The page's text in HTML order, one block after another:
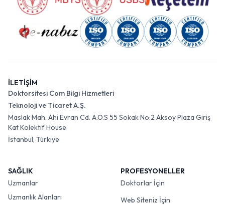
İLETİŞİM
Doktorsitesi Com Bilgi Hizmetleri
Teknoloji ve Ticaret A.Ş.
Maslak Mah. Ahi Evran Cd. A.O.S 55 Sokak No:2 Aksoy Plaza Giriş
Kat Kolektif House
İstanbul, Türkiye
SAĞLIK
Uzmanlar
Uzmanlık Alanları
PROFESYONELLER
Doktorlar İçin
Web Siteniz İçin